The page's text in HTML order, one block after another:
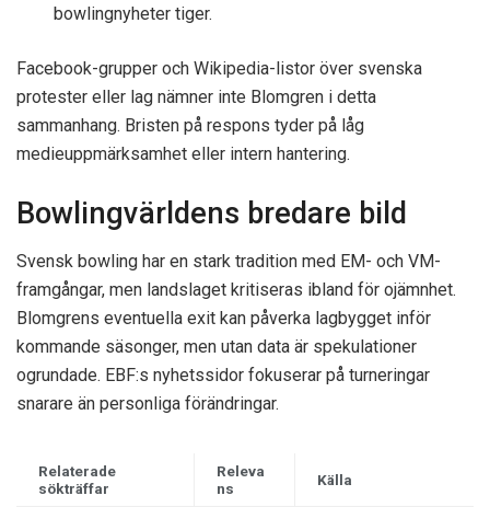
bowlingnyheter tiger.
Facebook-grupper och Wikipedia-listor över svenska
protester eller lag nämner inte Blomgren i detta
sammanhang. Bristen på respons tyder på låg
medieuppmärksamhet eller intern hantering.
Bowlingvärldens bredare bild
Svensk bowling har en stark tradition med EM- och VM-
framgångar, men landslaget kritiseras ibland för ojämnhet.
Blomgrens eventuella exit kan påverka lagbygget inför
kommande säsonger, men utan data är spekulationer
ogrundade. EBF:s nyhetssidor fokuserar på turneringar
snarare än personliga förändringar.
Relaterade
sökträffar
Releva
ns
Källa ​